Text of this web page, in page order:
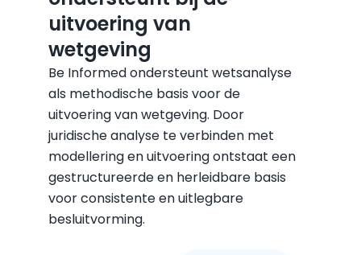
uitvoering van
wetgeving
Be Informed ondersteunt wetsanalyse
als methodische basis voor de
uitvoering van wetgeving. Door
juridische analyse te verbinden met
modellering en uitvoering ontstaat een
gestructureerde en herleidbare basis
voor consistente en uitlegbare
besluitvorming.